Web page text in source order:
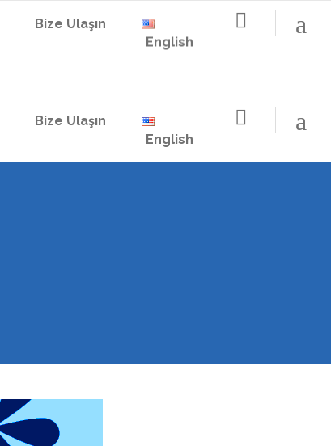
Bize Ulaşın
English
Bize Ulaşın
English